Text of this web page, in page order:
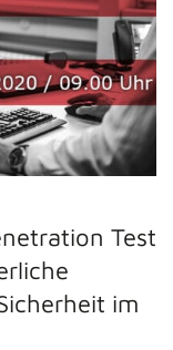
Test
im